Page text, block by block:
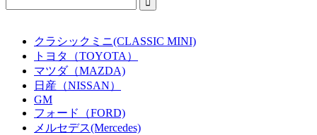
クラシックミニ(CLASSIC MINI)
トヨタ（TOYOTA）
マツダ（MAZDA)
日産（NISSAN）
GM
フォード（FORD)
メルセデス(Mercedes)